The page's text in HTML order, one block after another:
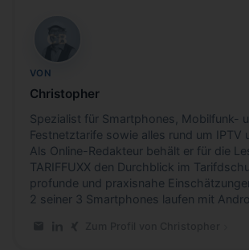
CB
VON
Christopher
Spezialist für Smartphones, Mobilfunk-
Festnetztarife sowie alles rund um IPTV
Als Online-Redakteur behält er für die
TARIFFUXX den Durchblick im
profunde und praxisnahe
2 seiner 3 Smartphones laufen mit